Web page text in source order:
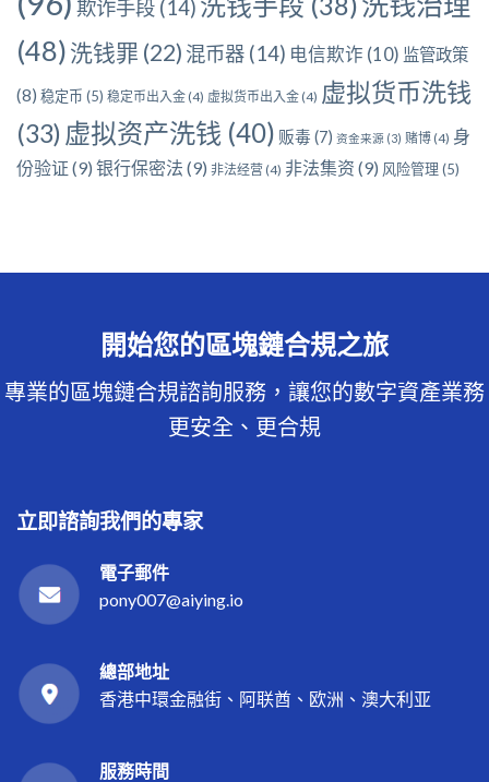
欺诈手段 (14)
(48) 洗钱罪 (22) 混币器 (14) 电信欺诈 (10) 监管政策
(8) 稳定币 (5) 稳定币出入金 (4) 虚拟货币出入金 (4) 虚拟货币洗钱
(33) 虚拟资产洗钱 (40) 贩毒 (7) 资金来源 (3) 赌博 (4) 身
份验证 (9) 银行保密法 (9) 非法经营 (4) 非法集资 (9) 风险管理(5)
開始您的區塊鏈合規之旅
專業的區塊鏈合規諮詢服務，讓您的數字資產業務
更安全、更合規
立即諮詢我們的專家
電子郵件
pony007@aiying.io
總部地址
香港中環金融街、阿联酋、欧洲、澳大利亚
服務時間